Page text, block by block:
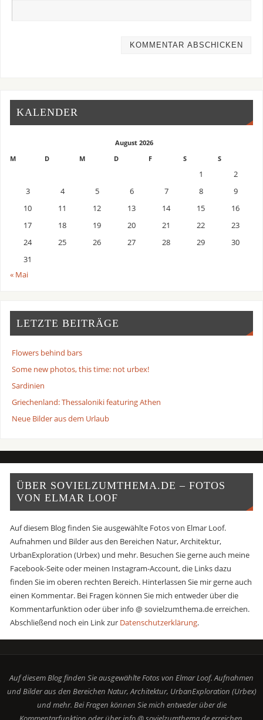
KALENDER
August 2026
M
D M D F S S
1
2
3
4 5 6 7 8
9
10
11 12 13 14 15
16
17
18 19 20 21 22
23
24
25 26 27 28 29
30
31
« Mai
LETZTE BEITRÄGE
Flowers behind bars
Some new photos, this time: not urbex!
Sardinien
Griechenland: Thessaloniki featuring Athen
Neue Bilder aus dem Urlaub
ÜBER SOVIELZUMTHEMA.DE – FOTOS
VON ELMAR LOOF
Auf diesem Blog finden Sie ausgewählte Fotos von Elmar Loof.
Aufnahmen und Bilder aus den Bereichen Natur, Architektur,
UrbanExploration (Urbex) und mehr. Besuchen Sie gerne auch meine
Facebook-Seite oder meinen Instagram-Account, die Links dazu
finden Sie im oberen rechten Bereich. Hinterlassen Sie mir gerne auch
einen Kommentar. Bei Fragen können Sie mich entweder über die
Kommentarfunktion oder über info @ sovielzumthema.de erreichen.
Abschließend noch ein Link zur Datenschutzerklärung.
Auf diesem Blog finden Sie ausgewählte Fotos von Elmar Loof. Aufnahmen
und Bilder aus den Bereichen Natur, Architektur, UrbanExploration (Urbex)
und mehr. Bei Fragen können Sie mich entweder über die